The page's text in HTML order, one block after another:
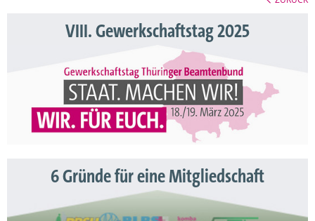
VIII. Gewerkschaftstag 2025
6 Gründe für eine Mitgliedschaft